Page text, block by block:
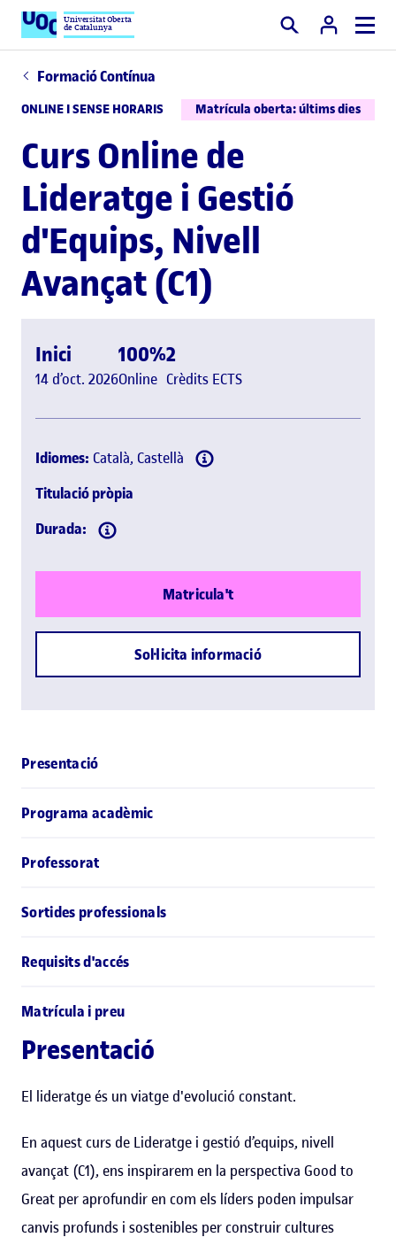
Universitat Oberta
de Catalunya Cercar
Formació Contínua
ONLINE I SENSE HORARIS Matrícula oberta: últims dies
Curs Online de
Lideratge i Gestió
d'Equips, Nivell
Avançat (C1)
Inici
14 d’oct. 2026
100%
Online
2
Crèdits ECTS
Idiomes: Català, Castellà
Titulació pròpia
Durada:
Matricula't
Sol·licita informació
Presentació
Programa acadèmic
Professorat
Sortides professionals
Requisits d'accés
Matrícula i preu
Presentació
El lideratge és un viatge d'evolució constant.
En aquest curs de Lideratge i gestió d’equips, nivell
avançat (C1), ens inspirarem en la perspectiva Good to
Great per aprofundir en com els líders poden impulsar
canvis profunds i sostenibles per construir cultures